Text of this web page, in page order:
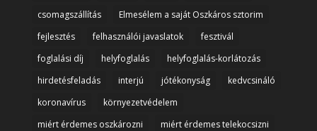
csomagszállítás
Elmesélem a saját Oszkáros sztorim
fejlesztés
felhasználói javaslatok
fesztivál
foglalási díj
helyfoglalás
helyfoglalás-korlátozás
hirdetésfeladás
interjú jótékonyság
kedvcsináló
koronavírus
környezetvédelem
miért érdemes oszkározni
miért érdemes telekocsizni